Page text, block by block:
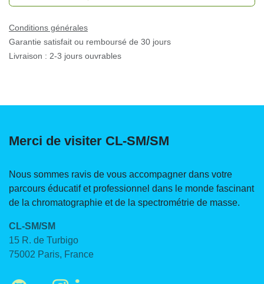
Conditions générales
Garantie satisfait ou remboursé de 30 jours
Livraison : 2-3 jours ouvrables
Merci de visiter CL-SM/SM
Nous sommes ravis de vous accompagner dans votre
parcours éducatif et professionnel dans le monde
fascinant de la chromatographie et de la spectrométrie
CL-SM/SM
15 R. de Turbigo